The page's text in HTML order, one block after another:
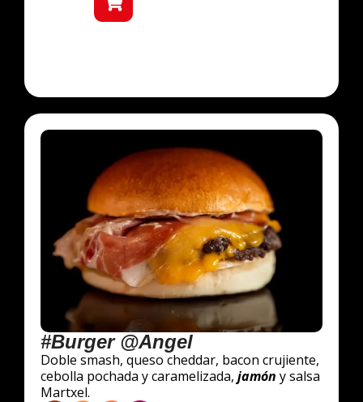
#Burger @Angel
Doble smash, queso cheddar, bacon crujiente,
cebolla pochada y caramelizada, jamón y salsa
Martxel.